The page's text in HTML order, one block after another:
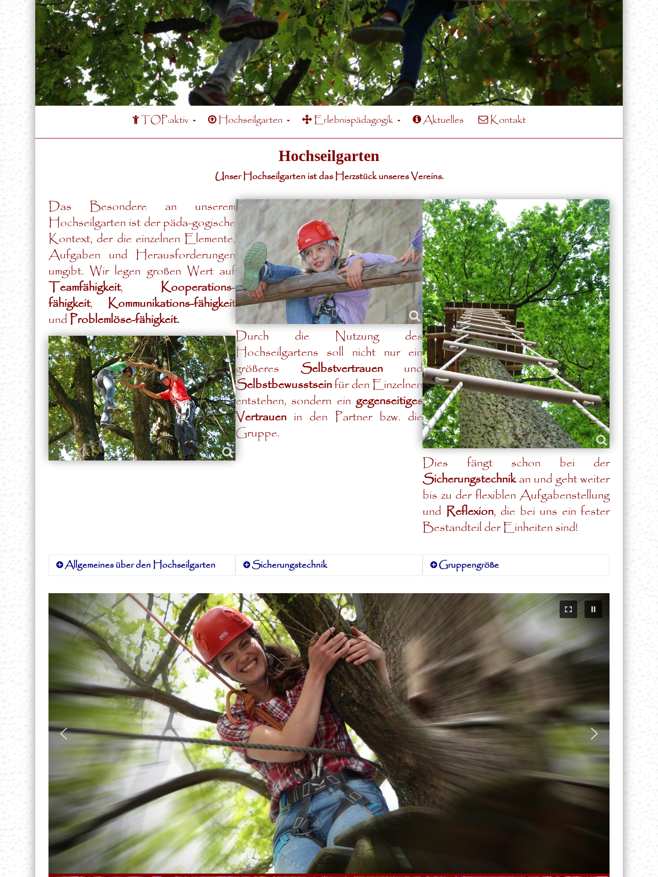
TOP:aktiv Hochseilgarten Erlebnispädagogik Aktuelles Kontakt
Hochseilgarten
Unser Hochseilgarten ist das Herzstück unseres Vereins.
Das Besondere an unserem
Hochseilgarten ist der päda-gogische
Kontext, der die einzelnen Elemente,
Aufgaben und Herausforderungen
umgibt. Wir legen großen Wert auf
Teamfähigkeit, Kooperations-
fähigkeit, Kommunikations-fähigkeit
undProblemlöse-fähigkeit.
Durch die Nutzung des
Hochseilgartens soll nicht nur ein
größeres Selbstvertrauenund
Selbstbewusstseinfür den Einzelnen
entstehen, sondern eingegenseitiges
Vertrauen in den Partner bzw. die
Gruppe.
Dies fängt schon bei der
Sicherungstechnikan und geht weiter
bis zu der flexiblen Aufgabenstellung
und Reflexion, die bei uns ein fester
Bestandteil der Einheiten sind!
Allgemeines über den Hochseilgarten
Der Hochseilgarten wurde im Jahr
2007 / 2008 gebaut. Auf den ersten
Blick nimmt unser Hochseilgarten keine
großen Ausmaße an - so spielt sich das
Meiste zwischen fünf Bäumen ab.
Jedoch lassen sich die einzelnen
Aufgaben individuell auf die Gruppe
bzw. einzelnen Teilnehmenden
anpassen, so dass bei einer
Gruppengröße von 10 Personen ohne
weiteres ein ganzer Tag wie im Flug
vergeht - ohne dass alle Elemente
ausgeschöpft wurden und es somit
noch viele Möglichkeiten für weitere
Termine gibt.
Zudem können als Einstieg - um die
Gruppe kennenzulernen - oder als
Vorbereitung auf die Höhe auch
Elemente aus dem Erlebnisgarten
genutzt werden.
Sicherungstechnik
Bei uns wird ausschließlich mittels
Toprope gesichert(keine
Selbstsicherung wie in kommerziellen
Hochseilgärten!!!) Dadurch sind die
Teilnehmenden auf ihre
Sicherungspartner angewiesen, muss
diesem vertrauen und mit ihm reden. Die
Teilnehmenden werden ausführlich in
die Sicherungstechniken eingewiesen,
so dass eine gegenseitige Sicherung
möglich wird.
Die Sicherung erfolgt per Smart
in
Kombination mit einemBelay-Master-
Karabinerbeim Sichernden und einer
direkten Einbindung mittels doppeltem
Achterknoten am Kletternden. Die
Teilnehmenden lernen verschiedene
Knoten und Sicherungstechniken,
bevor es in die Höhe geht.
Im Rahmen der Teamerfahrung bieten
Gruppengröße
Die ideale Gruppengröße liegt bei 6-8
Teilnehmenden, bei mehr als 12
Personen wird es sehr leicht
unübersichtlich und die Konzentration
der Gruppe lässt sehr schnell stark
nach, da nicht alle Teilnehmenden
gleichzeitig nach oben klettern können.
Bei einem Trainer / Trainerin lassen
sich maximal 16 Teilnehmende
gleichzeitig einbinden - Voraussetzung
hierfür ist jedoch eine sehr große
Selbstständigkeit und Erfahrung der
einzelnen Teilnehmenden. Mit
Schülern und Schülerinnen empfehlen
wir die maximale gleichzeitige Nutzung
von zwei Elementen, so dass höchstens
8-9 Teilnehmer gleichzeitig